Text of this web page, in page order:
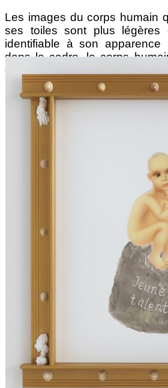
Les images du corps humain
ses toiles sont plus légères
identifiable à son apparence
dans le cadre, le corps
dans une dominante claire. Il
lumineux et une plastique
peint l’artiste, il n’est ni
photographique, et pas plus
beauté superlative. Il
ouverture poétique avérée, à
d’un Jean-Michel Folon, à
décalée. Cette figure
mais alors sans le subir dans le